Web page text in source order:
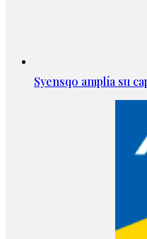
Syensqo amplía su